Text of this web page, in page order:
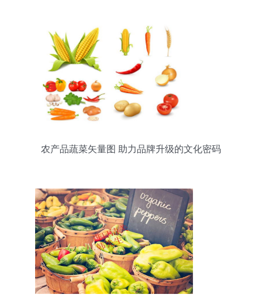
农产品蔬菜矢量图 助力品牌升级的文化密码